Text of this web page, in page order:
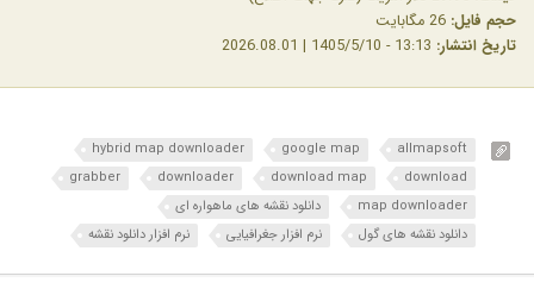
حجم فایل:
تاریخ انتشار:
allmapsoft
google map
hybrid map downloader
download
download map
downloader
grabber
map downloader
دانلود نقشه های ماهواره ای
دانلود نقشه های گول
نرم افزار جغرافیایی نرم افزار دانلود نقشه